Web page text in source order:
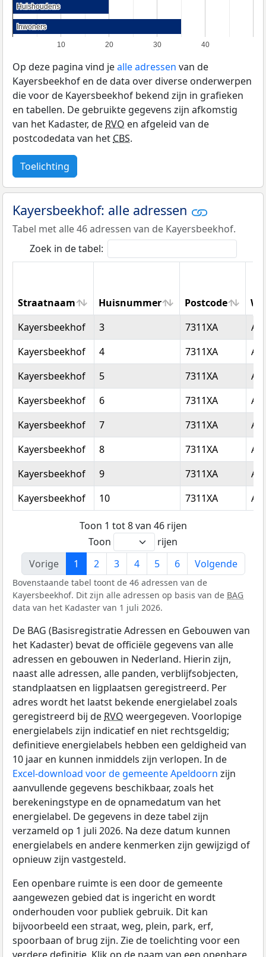
10 20 30 40
Huishoudens
Huishoudens
Inwoners
Inwoners
Op deze pagina vind jealle adressen van de
Kayersbeekhof en de data over diverse onderwerpen
die voor de Kayersbeekhof bekend zijn in grafieken
en tabellen. De gebruikte gegevens zijn afkomstig
van het Kadaster, deRVO en afgeleid van de
postcodedata van hetCBS.
Toelichting
Kayersbeekhof: alle adressen
Tabel met alle 46 adressen van de Kayersbeekhof.
Zoek in de tabel:
Straatnaam Huisnummer Postcode
Straatnaam
Huisnummer Postcode
Kayersbeekhof 3 7311XA
Kayersbeekhof
4 7311XA
Kayersbeekhof
5 7311XA
Kayersbeekhof
6 7311XA
Kayersbeekhof
7 7311XA
Kayersbeekhof
8 7311XA
Kayersbeekhof
9 7311XA
Kayersbeekhof
10 7311XA
Toon 1 tot 8 van 46 rijen
Toon
rijen
Vorige
1 2 3 4 5 6 Volgende
Bovenstaande tabel toont de 46 adressen van de
Kayersbeekhof. Dit zijn alle adressen op basis van de BAG
data van het Kadaster van 1 juli 2026.
De BAG (Basisregistratie Adressen en Gebouwen van
het Kadaster) bevat de officiële gegevens van alle
adressen en gebouwen in Nederland. Hierin zijn,
naast alle adressen, alle panden, verblijfsobjecten,
standplaatsen en ligplaatsen geregistreerd. Per
adres wordt het laatst bekende energielabel zoals
geregistreerd bij de RVO weergegeven. Voorlopige
energielabels zijn indicatief en niet rechtsgeldig;
definitieve energielabels hebben een geldigheid van
10 jaar en kunnen inmiddels zijn verlopen. In de
Excel-download voor de gemeente Apeldoorn zijn
aanvullende gegevens beschikbaar, zoals het
berekeningstype en de opnamedatum van het
energielabel. De gegevens in deze tabel zijn
verzameld op 1 juli 2026. Na deze datum kunnen
energielabels en andere kenmerken zijn gewijzigd of
opnieuw zijn vastgesteld.
Een openbare ruimte is een door de gemeente
aangewezen gebied dat is ingericht en wordt
onderhouden voor publiek gebruik. Dit kan
bijvoorbeeld een straat, weg, plein, park, erf,
spoorbaan of brug zijn. Zie de toelichting voor een